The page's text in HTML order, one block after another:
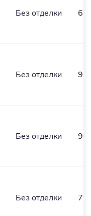
Без отделки
Без отделки
Без отделки
Без отделки